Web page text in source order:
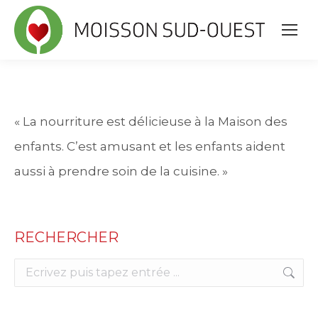
« La nourriture est délicieuse à la Maison des
enfants. C’est amusant et les enfants aident
aussi à prendre soin de la cuisine. »
RECHERCHER
Search: